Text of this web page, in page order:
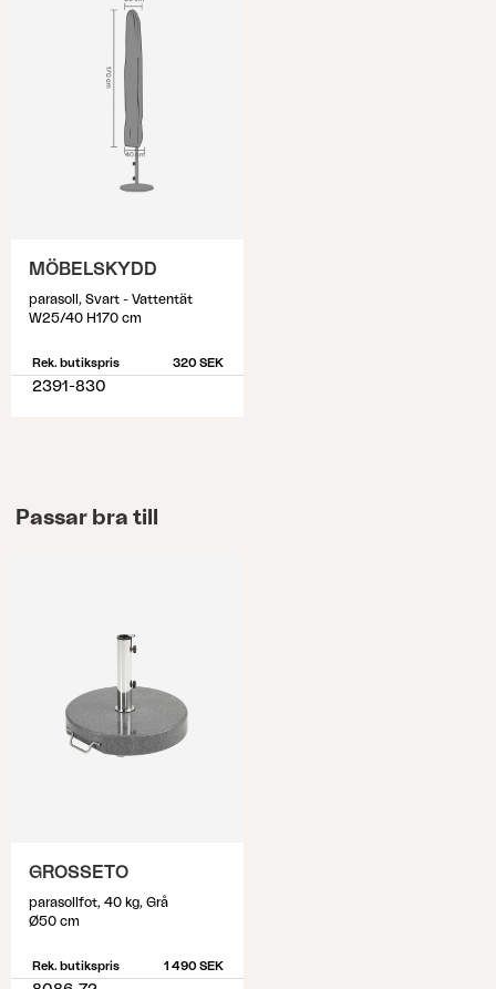
MÖBELSKYDD
parasoll, Svart - Vattentät
W25/40 H170 cm
Rek. butikspris 320 SEK
2391-830
Passar bra till
GROSSETO
parasollfot, 40 kg, Grå
Ø50 cm
Rek. butikspris 1 490 SEK